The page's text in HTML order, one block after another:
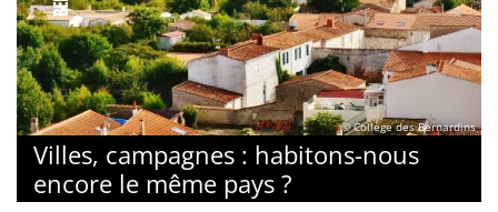
© Collège des Bernardins
Villes, campagnes : habitons-nous
encore le même pays ?